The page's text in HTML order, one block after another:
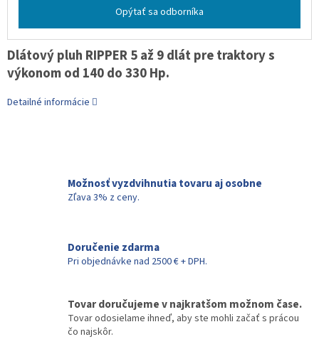
Opýtať sa odborníka
Dlátový pluh RIPPER 5 až 9 dlát pre traktory s
výkonom od 140 do 330 Hp.
Detailné informácie
Možnosť vyzdvihnutia tovaru aj osobne
Zľava 3% z ceny.
Doručenie zdarma
Pri objednávke nad 2500 € + DPH.
Tovar doručujeme v najkratšom možnom čase.
Tovar odosielame ihneď, aby ste mohli začať s prácou
čo najskôr.